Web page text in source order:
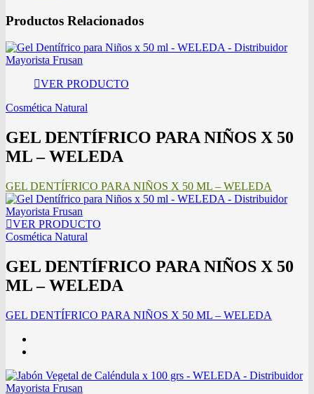
Productos Relacionados
VER PRODUCTO
Cosmética Natural
GEL DENTÍFRICO PARA NIÑOS X 50
ML – WELEDA
GEL DENTÍFRICO PARA NIÑOS X 50 ML – WELEDA
VER PRODUCTO
Cosmética Natural
GEL DENTÍFRICO PARA NIÑOS X 50
ML – WELEDA
GEL DENTÍFRICO PARA NIÑOS X 50 ML – WELEDA